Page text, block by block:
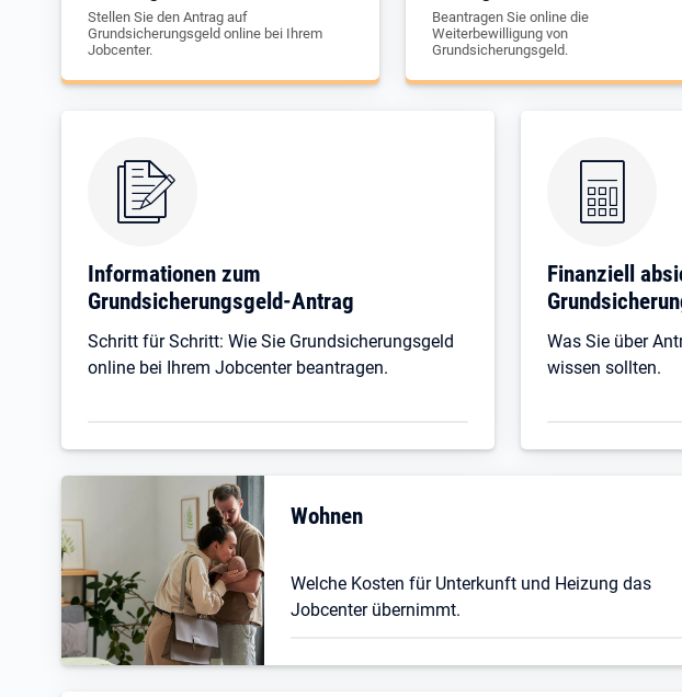
Stellen Sie den Antrag auf
Grundsicherungsgeld online bei Ihrem
Jobcenter.
Beantragen Sie online die
Weiterbewilligung von
Grundsicherungsgeld.
Informationen zum
Grundsicherungsgeld-Antrag
Schritt für Schritt: Wie Sie Grundsicherungsgeld
online bei Ihrem Jobcenter beantragen.
Finanziell
Was Sie über
wissen sollten.
Wohnen
Welche Kosten für Unterkunft und Heizung das
Jobcenter übernimmt.